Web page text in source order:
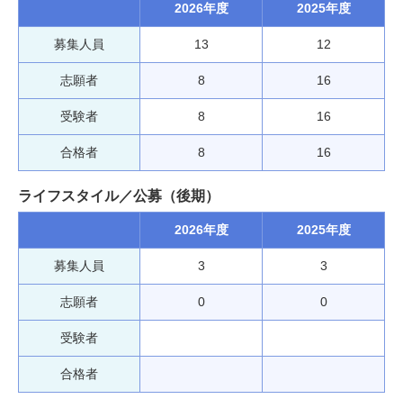
2026年度 2025年度
募集人員 13 12
志願者 8 16
受験者 8 16
合格者 8 16
ライフスタイル／公募（後期）
2026年度 2025年度
募集人員 3 3
志願者 0 0
受験者
合格者